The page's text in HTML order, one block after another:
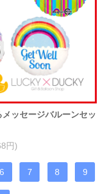
ッセージバルーンセッ
円)
6 7 8 9